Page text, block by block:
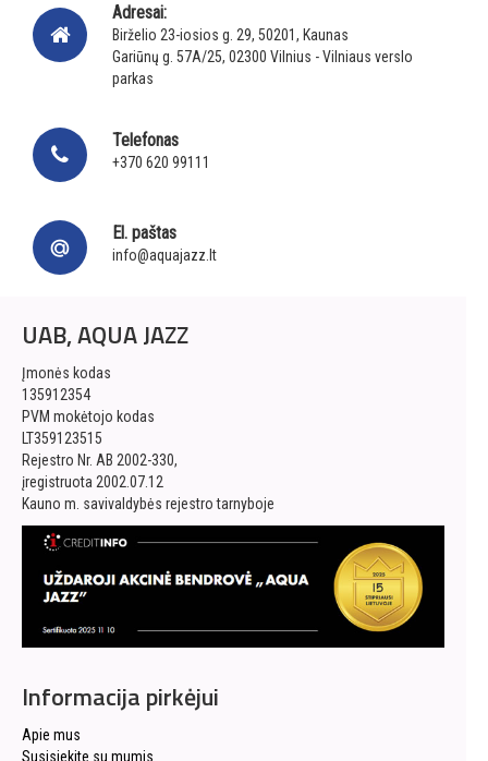
Adresai:
Birželio 23-iosios g. 29, 50201, Kaunas
Gariūnų g. 57A/25, 02300 Vilnius - Vilniaus verslo
parkas
Telefonas
+370 620 99111
El. paštas
info@aquajazz.lt
UAB, AQUA JAZZ
Įmonės kodas
135912354
PVM mokėtojo kodas
LT359123515
Rejestro Nr. AB 2002-330,
įregistruota 2002.07.12
Kauno m. savivaldybės rejestro tarnyboje
Informacija pirkėjui
Apie mus
Susisiekite su mumis